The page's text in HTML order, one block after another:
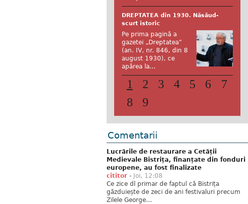
DREPTATEA din 1930. Năsăud-
scurt istoric
Pe prima pagină a
gazetei „Dreptatea”
(an. IV, nr. 846, din 8
august 1930), ce
apărea la...
1 2 3 4 5 6
7
8
9
Comentarii
Lucrările de restaurare a Cetății
Medievale Bistrița, finanțate din fonduri
europene, au fost finalizate
cititor - Joi, 12:08
Ce zice dl primar de faptul că Bistrița
găzduiește de zeci de ani festivaluri precum
Zilele George...